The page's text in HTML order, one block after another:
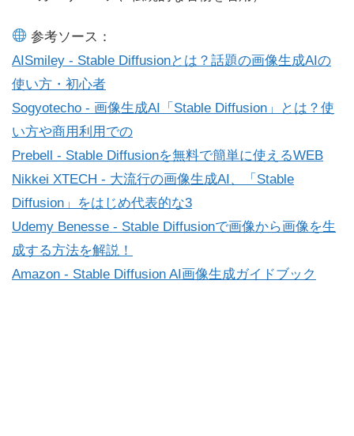
参考ソース：
AISmiley - Stable Diffusionとは？話題の画像生成AIの
使い方・初心者
Sogyotecho - 画像生成AI「Stable Diffusion」とは？使
い方や商用利用での
Prebell - Stable Diffusionを無料で簡単に使えるWEB
Nikkei XTECH - 大流行の画像生成AI、「Stable
Diffusion」をはじめ代表的な3
Udemy Benesse - Stable Diffusionで画像から画像を生
成する方法を解説！
Amazon - Stable Diffusion AI画像生成ガイドブック